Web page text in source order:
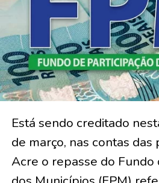
Está sendo creditado
de março, nas contas
Acre o repasse do Fundo